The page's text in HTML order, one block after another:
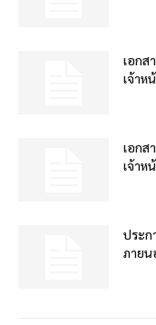
เอกส
เจ้าห
เอกส
เจ้าห
ประก
ภายน